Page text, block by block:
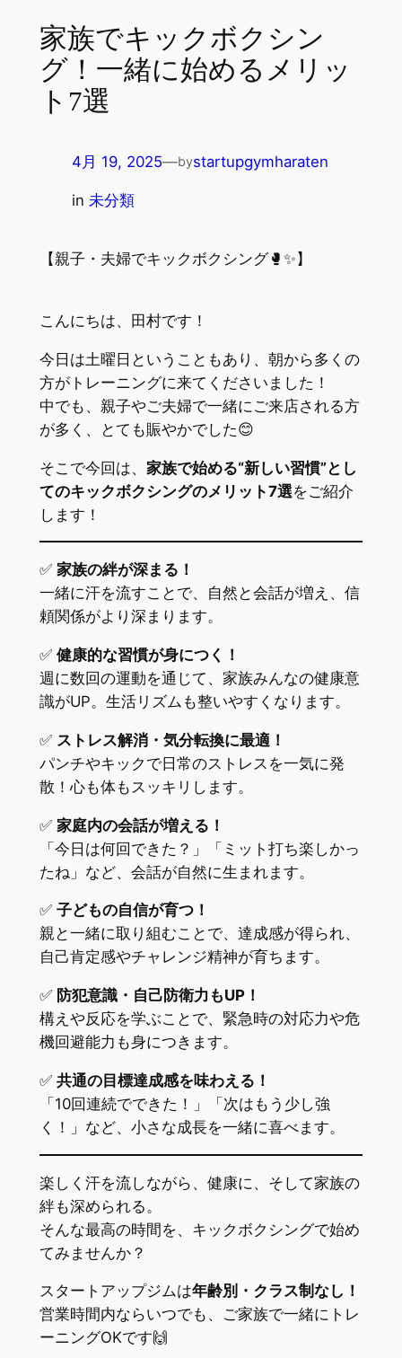
家族でキックボクシン
グ！一緒に始めるメリッ
ト7選
4月 19, 2025—bystartupgymharaten
in 未分類
【親子・夫婦でキックボクシング🥊✨】
こんにちは、田村です！
今日は土曜日ということもあり、朝から多くの
方がトレーニングに来てくださいました！
中でも、親子やご夫婦で一緒にご来店される方
が多く、とても賑やかでした😊
そこで今回は、 家族で始める“新しい習慣”とし
てのキックボクシングのメリット7選をご紹介
します！
✅ 家族の絆が深まる！
一緒に汗を流すことで、自然と会話が増え、信
頼関係がより深まります。
✅ 健康的な習慣が身につく！
週に数回の運動を通じて、家族みんなの健康意
識がUP。生活リズムも整いやすくなります。
✅ ストレス解消・気分転換に最適！
パンチやキックで日常のストレスを一気に発
散！心も体もスッキリします。
✅ 家庭内の会話が増える！
「今日は何回できた？」「ミット打ち楽しかっ
たね」など、会話が自然に生まれます。
✅ 子どもの自信が育つ！
親と一緒に取り組むことで、達成感が得られ、
自己肯定感やチャレンジ精神が育ちます。
✅ 防犯意識・自己防衛力もUP！
構えや反応を学ぶことで、緊急時の対応力や危
機回避能力も身につきます。
✅ 共通の目標達成感を味わえる！
「10回連続でできた！」「次はもう少し強
く！」など、小さな成長を一緒に喜べます。
楽しく汗を流しながら、健康に、そして家族の
絆も深められる。
そんな最高の時間を、キックボクシングで始め
てみませんか？
スタートアップジムは年齢別・クラス制なし！
営業時間内ならいつでも、ご家族で一緒にトレ
ーニングOKです🙌